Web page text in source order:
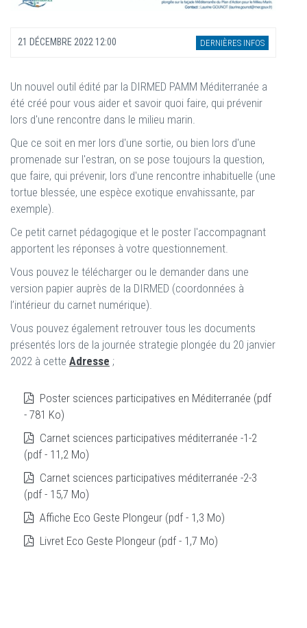
21 DÉCEMBRE 2022 12:00 DERNIÈRES INFOS
Un nouvel outil édité par la DIRMED PAMM Méditerranée a
été créé pour vous aider et savoir quoi faire, qui prévenir
lors d'une rencontre dans le milieu marin.
Que ce soit en mer lors d'une sortie, ou bien lors d'une
promenade sur l'estran, on se pose toujours la question,
que faire, qui prévenir, lors d'une rencontre inhabituelle (une
tortue blessée, une espèce exotique envahissante, par
exemple).
Ce petit carnet pédagogique et le poster l'accompagnant
apportent les réponses à votre questionnement.
Vous pouvez le télécharger ou le demander dans une
version papier auprès de la DIRMED (coordonnées à
l’intérieur du carnet numérique).
Vous pouvez également retrouver tous les documents
présentés lors de la journée strategie plongée du 20 janvier
2022 à cette Adresse ;
Poster sciences participatives en Méditerranée (pdf
- 781 Ko)
Carnet sciences participatives méditerranée -1-2
(pdf - 11,2 Mo)
Carnet sciences participatives méditerranée -2-3
(pdf - 15,7 Mo)
Affiche Eco Geste Plongeur (pdf - 1,3 Mo)
Livret Eco Geste Plongeur (pdf - 1,7 Mo)